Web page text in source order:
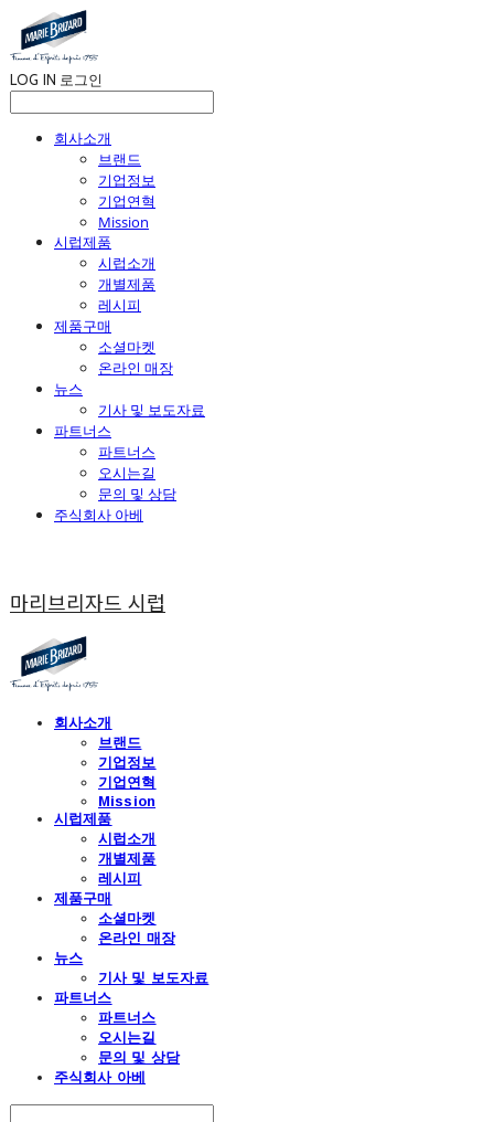
LOG IN 로그인
회사소개
브랜드
기업정보
기업연혁
Mission
시럽제품
시럽소개
개별제품
레시피
제품구매
소셜마켓
온라인 매장
뉴스
기사 및 보도자료
파트너스
파트너스
오시는길
문의 및 상담
주식회사 아베
마리브리자드 시럽
회사소개
브랜드
기업정보
기업연혁
Mission
시럽제품
시럽소개
개별제품
레시피
제품구매
소셜마켓
온라인 매장
뉴스
기사 및 보도자료
파트너스
파트너스
오시는길
문의 및 상담
주식회사 아베